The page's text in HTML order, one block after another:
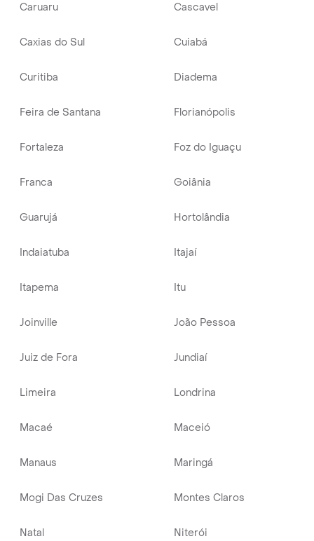
Caruaru Cascavel
Caxias do Sul Cuiabá
Curitiba Diadema
Feira de Santana Florianópolis
Fortaleza Foz do Iguaçu
Franca Goiânia
Guarujá Hortolândia
Indaiatuba Itajaí
Itapema Itu
Joinville João Pessoa
Juiz de Fora Jundiaí
Limeira Londrina
Macaé Maceió
Manaus Maringá
Mogi Das Cruzes Montes Claros
Natal Niterói